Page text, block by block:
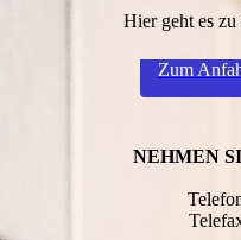
Hier geht es
Zum
NEHMEN